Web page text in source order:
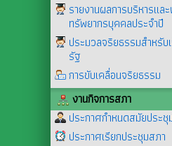
รายงานผลการบริหารแล
ทรัพยากรบุคคลประจำปี
ประมวลจริยธรรมสำหรับ
รัฐ
การขับเคลื่อนจริยธรรม
งานกิจการสภา
ประกาศกำหนดสมัยประชุ
ประกาศเรียกประชุมสภา